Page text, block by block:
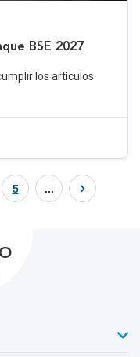
BSE 2027
los artículos
5 ...